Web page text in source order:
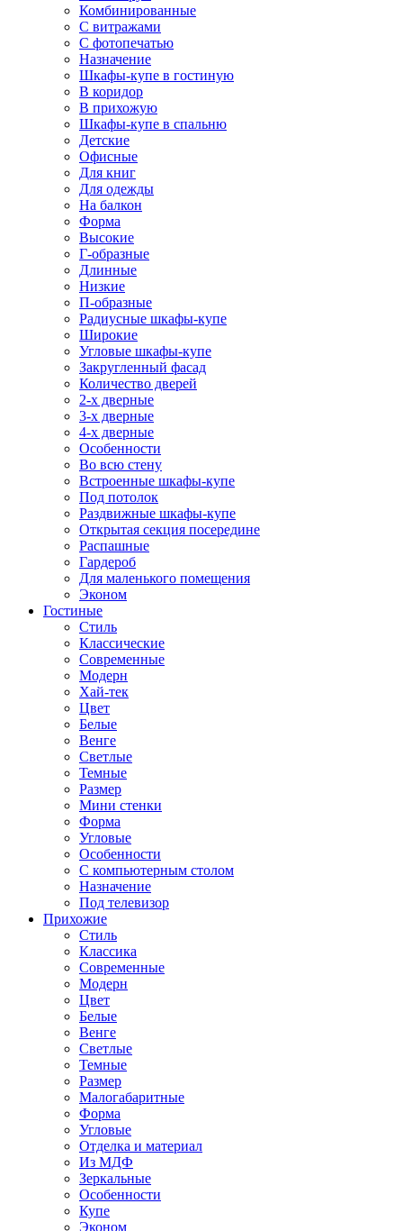
Комбинированные
С витражами
С фотопечатью
Назначение
Шкафы-купе в гостиную
В коридор
В прихожую
Шкафы-купе в спальню
Детские
Офисные
Для книг
Для одежды
На балкон
Форма
Высокие
Г-образные
Длинные
Низкие
П-образные
Радиусные шкафы-купе
Широкие
Угловые шкафы-купе
Закругленный фасад
Количество дверей
2-х дверные
3-х дверные
4-х дверные
Особенности
Во всю стену
Встроенные шкафы-купе
Под потолок
Раздвижные шкафы-купе
Открытая секция посередине
Распашные
Гардероб
Для маленького помещения
Эконом
Гостиные
Стиль
Классические
Современные
Модерн
Хай-тек
Цвет
Белые
Венге
Светлые
Темные
Размер
Мини стенки
Форма
Угловые
Особенности
С компьютерным столом
Назначение
Под телевизор
Прихожие
Стиль
Классика
Современные
Модерн
Цвет
Белые
Венге
Светлые
Темные
Размер
Малогабаритные
Форма
Угловые
Отделка и материал
Из МДФ
Зеркальные
Особенности
Купе
Эконом